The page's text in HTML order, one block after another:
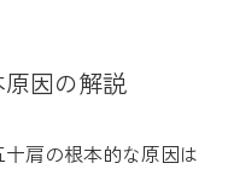
因の解説
肩の根本的な原因は